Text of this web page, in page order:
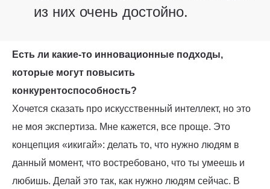
из них очень достойно.
Есть ли какие-то инновационные подходы,
которые могут повысить
конкурентоспособность?
Хочется сказать про искусственный интеллект, но это
не моя экспертиза. Мне кажется, все проще. Это
концепция «икигай»: делать то, что нужно людям в
данный момент, что востребовано, что ты умеешь и
любишь. Делай это так, как нужно людям сейчас. В